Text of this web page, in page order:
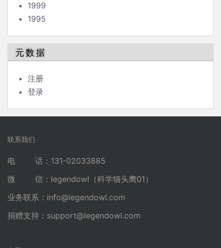
1999
1995
元数据
注册
登录
联系我们
电 话：131-02033885
微 信：legendowl（科学猫头鹰01）
业务联系： info@legendowl.com
捐赠支持： support@legendowl.com